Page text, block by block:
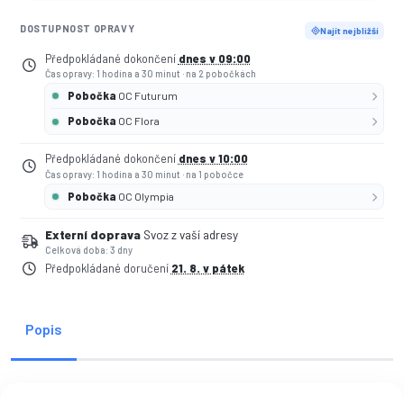
DOSTUPNOST OPRAVY Najít nejbližší
Předpokládané dokončení dnes v 09:00
Čas opravy: 1 hodina a 30 minut · na 2 pobočkách
Pobočka OC Futurum
Pobočka OC Flora
Předpokládané dokončení dnes v 10:00
Čas opravy: 1 hodina a 30 minut · na 1 pobočce
Pobočka OC Olympia
Externí doprava Svoz z vaší adresy
Celková doba: 3 dny
Předpokládané doručení 21. 8. v pátek
Popis